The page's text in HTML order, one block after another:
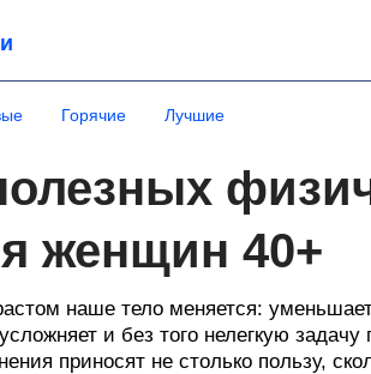
Горячие Лучшие
женщин 40+
наше тело меняется:
и без того нелегкую
приносят не столько пользу,